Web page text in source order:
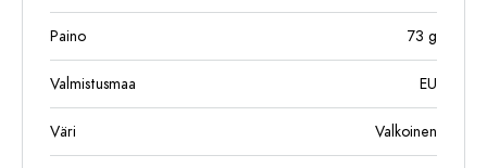
Paino 73 g
Valmistusmaa EU
Väri Valkoinen